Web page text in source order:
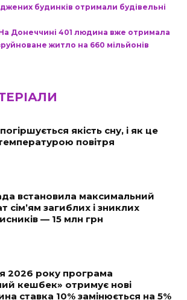
будинків отримали будівельні
Донеччині 401 людина вже отримала
житло на 660 мільйонів
якість сну, і як це
повітря
встановила максимальний
сім’ям загиблих і зниклих
— 15 млн грн
2026 року програма
кешбек» отримує нові
ставка 10% замінюється на 5%